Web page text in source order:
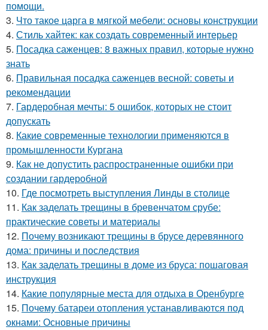
помощи.
3. Что такое царга в мягкой мебели: основы конструкции
4. Стиль хайтек: как создать современный интерьер
5. Посадка саженцев: 8 важных правил, которые нужно
знать
6. Правильная посадка саженцев весной: советы и
рекомендации
7. Гардеробная мечты: 5 ошибок, которых не стоит
допускать
8. Какие современные технологии применяются в
промышленности Кургана
9. Как не допустить распространенные ошибки при
создании гардеробной
10. Где посмотреть выступления Линды в столице
11. Как заделать трещины в бревенчатом срубе:
практические советы и материалы
12. Почему возникают трещины в брусе деревянного
дома: причины и последствия
13. Как заделать трещины в доме из бруса: пошаговая
инструкция
14. Какие популярные места для отдыха в Оренбурге
15. Почему батареи отопления устанавливаются под
окнами: Основные причины